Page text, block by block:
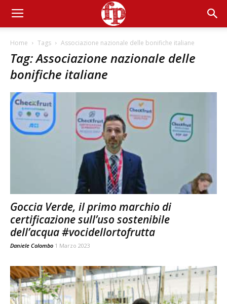
Home Tags Associazione nazionale delle bonifiche italiane
Tag: Associazione nazionale delle
bonifiche italiane
Goccia Verde, il primo marchio di
certificazione sull’uso sostenibile
dell’acqua #vocidellortofrutta
Daniele Colombo 1 Marzo 2023